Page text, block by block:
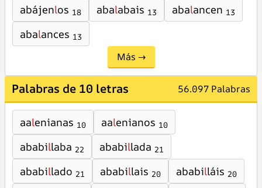
abájenlos 18 abalabais 13 abalancen 13
abalances 13
Más →
Palabras de 10 letras 56.097 Palabras
aalenianas 10 aalenianos 10
ababillaba 22 ababillada 21
ababillado 21 ababillais 20 ababilláis 20